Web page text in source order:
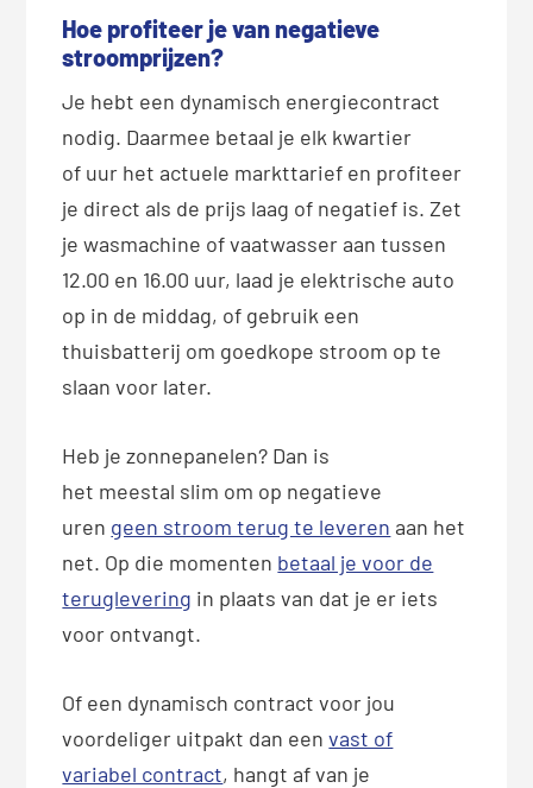
Hoe profiteer je van negatieve
stroomprijzen?
Je hebt een dynamisch energiecontract
nodig. Daarmee betaal je elk kwartier
of uur het actuele markttarief en profiteer
je direct als de prijs laag of negatief is. Zet
je wasmachine of vaatwasser aan tussen
12.00 en 16.00 uur, laad je elektrische auto
op in de middag, of gebruik een
thuisbatterij om goedkope stroom op te
slaan voor later.
Heb je zonnepanelen? Dan is
het meestal slim om op negatieve
uren geen stroom terug te leveren aan het
net. Op die momenten betaal je voor de
teruglevering in plaats van dat je er iets
voor ontvangt.
Of een dynamisch contract voor jou
voordeliger uitpakt dan eenvast of
variabel contract, hangt af van je